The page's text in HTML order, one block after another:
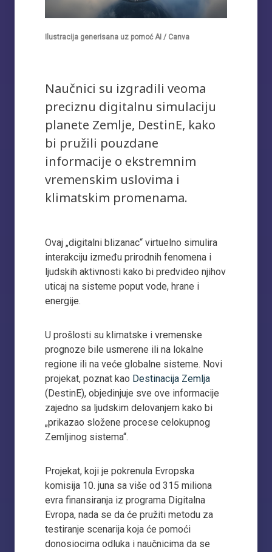
Ilustracija generisana uz pomoć AI / Canva
Naučnici su izgradili veoma
preciznu digitalnu simulaciju
planete Zemlje, DestinE, kako
bi pružili pouzdane
informacije o ekstremnim
vremenskim uslovima i
klimatskim promenama.
Ovaj „digitalni blizanac“ virtuelno simulira
interakciju između prirodnih fenomena i
ljudskih aktivnosti kako bi predvideo njihov
uticaj na sisteme poput vode, hrane i
energije.
U prošlosti su klimatske i vremenske
prognoze bile usmerene ili na lokalne
regione ili na veće globalne sisteme. Novi
projekat, poznat kao Destinacija Zemlja
(DestinE), objedinjuje sve ove informacije
zajedno sa ljudskim delovanjem kako bi
„prikazao složene procese celokupnog
Zemljinog sistema“.
Projekat, koji je pokrenula Evropska
komisija 10. juna sa više od 315 miliona
evra finansiranja iz programa Digitalna
Evropa, nada se da će pružiti metodu za
testiranje scenarija koja će pomoći
donosiocima odluka i naučnicima da se